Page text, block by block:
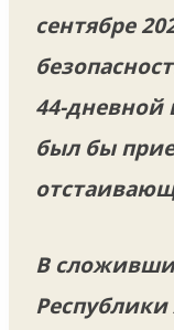
сентябре
44-дневной
был бы
В